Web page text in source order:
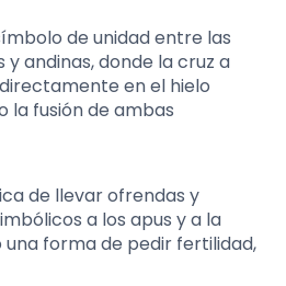
de unidad entre las
andinas, donde la cruz a
en el hielo
la fusión de ambas
de llevar ofrendas y
a los apus y a la
forma de pedir fertilidad,